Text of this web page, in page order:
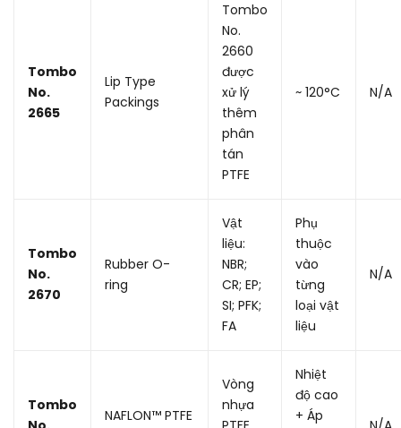
Tombo
No.
2665
Lip Type
Packings
Tombo
No.
2660
được
xử lý
thêm
phân
tán
PTFE
~ 120°C N/A
Tombo
No.
2670
Rubber O-
ring
Vật
liệu:
NBR;
CR; EP;
SI; PFK;
FA
Phụ
thuộc
vào
từng
loại vật
liệu
N/A
Tombo
NAFLON™ PTFE
Vòng
nhựa
Nhiệt
độ cao
+ Áp